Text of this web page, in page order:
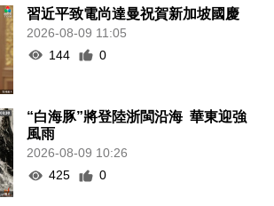
習近平致電尚達曼祝賀新加坡國慶
2026-08-09 11:05
144
0
“白海豚”將登陸浙閩沿海 華東迎強
風雨
2026-08-09 10:26
425
0